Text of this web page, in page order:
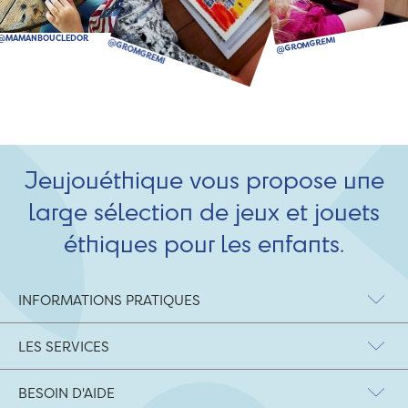
Jeujouéthique vous propose une
large sélection de jeux et jouets
éthiques pour les enfants.
INFORMATIONS PRATIQUES
LES SERVICES
BESOIN D'AIDE